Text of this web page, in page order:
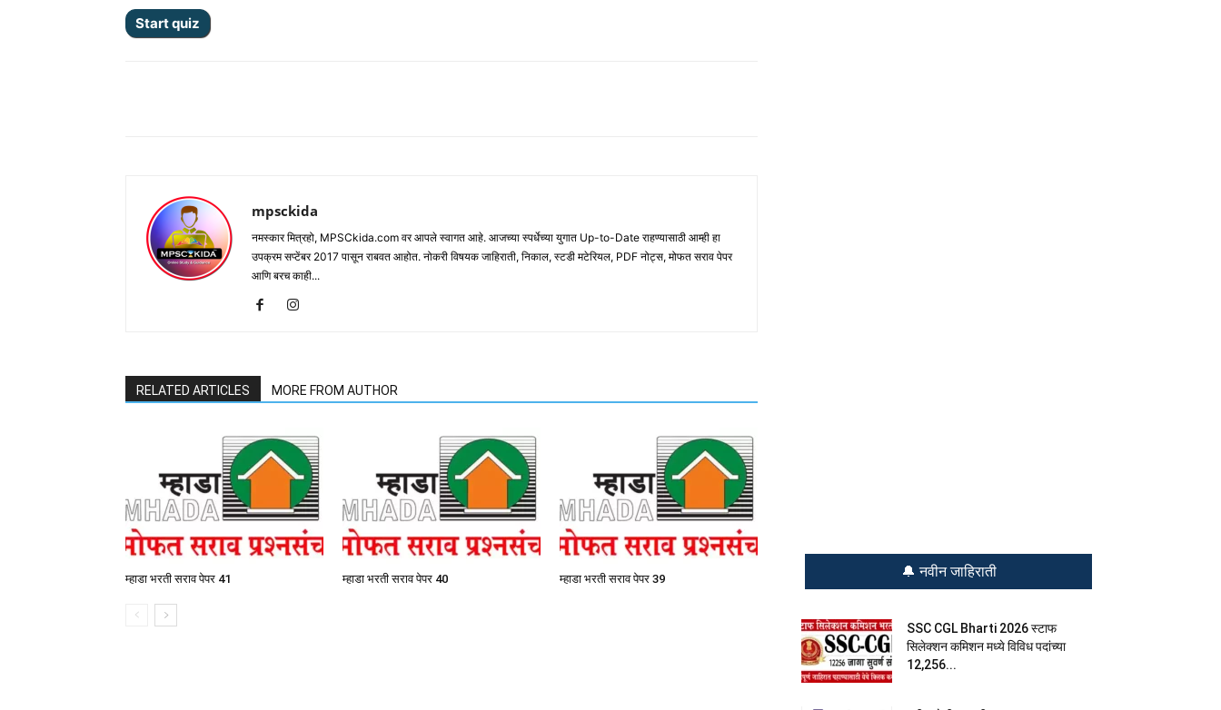
mpsckida
नमस्कार मित्रहो, MPSCkida.com वर आपले स्वागत आहे. आजच्या स्पर्धेच्या युगात Up-to-Date राहण्यासाठी आम्ही हा
उपक्रम सप्टेंबर 2017 पासून राबवत आहोत. नोकरी विषयक जाहिराती, निकाल, स्टडी मटेरियल, PDF नोट्स, मोफत सराव पेपर
आणि बरच काही...
RELATED ARTICLES MORE FROM AUTHOR
म्हाडा भरती सराव पेपर 41 म्हाडा भरती सराव पेपर 40 म्हाडा भरती सराव पेपर 39 🔔 नवीन जाहिराती
SSC CGL Bharti 2026 स्टाफ
सिलेक्शन कमिशन मध्ये विविध पदांच्या
12,256...